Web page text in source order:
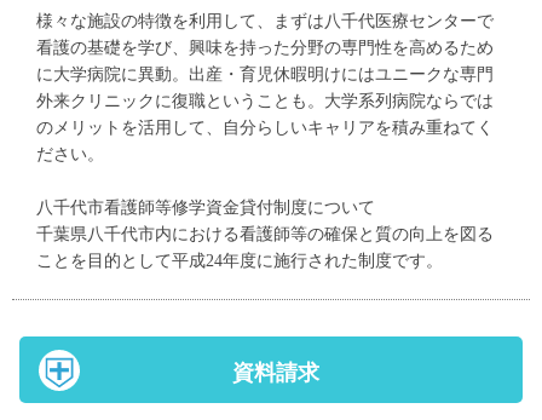
様々な施設の特徴を利用して、まずは八千代医療センターで
看護の基礎を学び、興味を持った分野の専門性を高めるため
に大学病院に異動。出産・育児休暇明けにはユニークな専門
外来クリニックに復職ということも。大学系列病院ならでは
のメリットを活用して、自分らしいキャリアを積み重ねてく
ださい。
八千代市看護師等修学資金貸付制度について
千葉県八千代市内における看護師等の確保と質の向上を図る
ことを目的として平成24年度に施行された制度です。
資料請求